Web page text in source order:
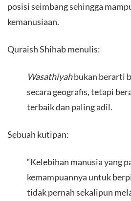
posisi seimbang sehingga
kemanusiaan.
​Quraish Shihab menulis:
Wasathiyahbukan berarti
secara geografis, tetapi
terbaik dan paling adil.
​Sebuah kutipan:
​“Kelebihan manusia yang
kemampuannya untuk
tidak pernah sekalipun